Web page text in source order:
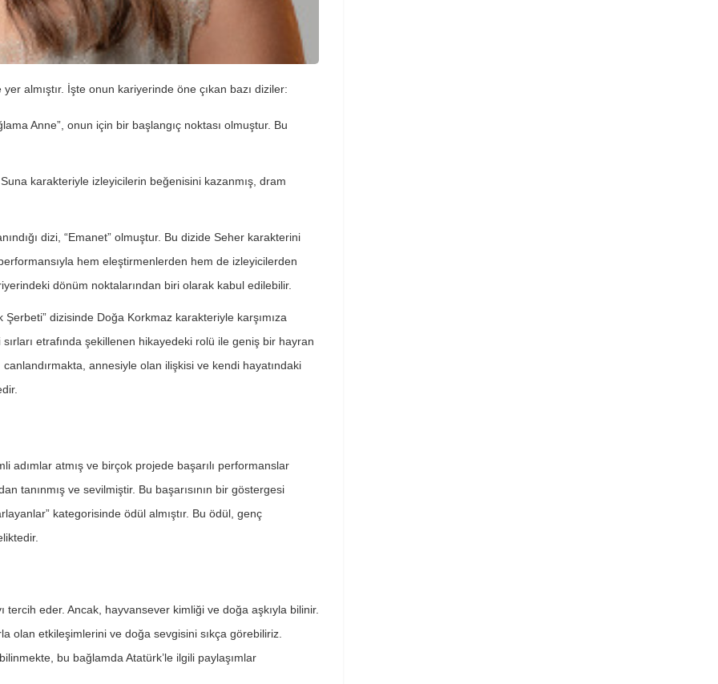
almıştır. İşte onun kariyerinde öne çıkan bazı diziler:
Anne”, onun için bir başlangıç noktası olmuştur. Bu
karakteriyle izleyicilerin beğenisini kazanmış, dram
dizi, “Emanet” olmuştur. Bu dizide Seher karakterini
hem eleştirmenlerden hem de izleyicilerden
dönüm noktalarından biri olarak kabul edilebilir.
Şerbeti” dizisinde Doğa Korkmaz karakteriyle karşımıza
etrafında şekillenen hikayedeki rolü ile geniş bir hayran
annesiyle olan ilişkisi ve kendi hayatındaki
adımlar atmış ve birçok projede başarılı performanslar
tanınmış ve sevilmiştir. Bu başarısının bir göstergesi
kategorisinde ödül almıştır. Bu ödül, genç
tercih eder. Ancak, hayvansever kimliği ve doğa aşkıyla bilinir.
olan etkileşimlerini ve doğa sevgisini sıkça görebiliriz.
bu bağlamda Atatürk’le ilgili paylaşımlar